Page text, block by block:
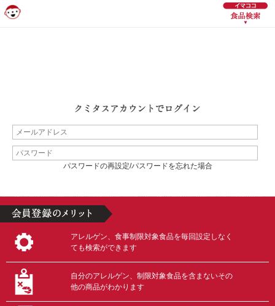
パスワードの再設定/パスワードを忘れた場合
アレルゲン、食事制限対象食品を毎回設定しなく
ても検索ができます
自分のアレルゲン、制限対象食品を含まないその
他の商品がわかります